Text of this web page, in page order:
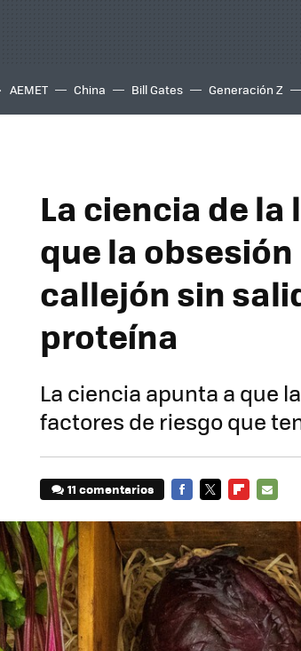
AEMET China Bill Gates Generación Z
La ciencia de
que la
callejón sin
proteína
La ciencia apunta a que
factores de riesgo que
11 comentarios
MAIL